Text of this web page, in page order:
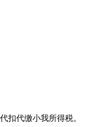
扣代缴小我所得税。